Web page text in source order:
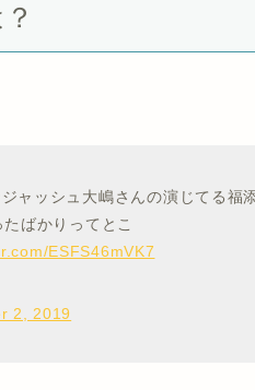
ャッシュ大嶋さんの演じてる福
ばかりってとこ
ESFS46mVK7
2, 2019